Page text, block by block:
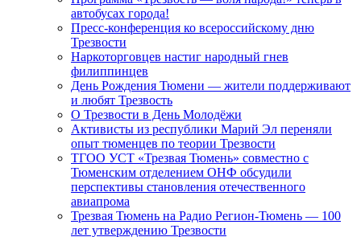
автобусах города!
Пресс-конференция ко всероссийскому дню
Трезвости
Наркоторговцев настиг народный гнев
филиппинцев
День Рождения Тюмени — жители поддерживают
и любят Трезвость
О Трезвости в День Молодёжи
Активисты из республики Марий Эл переняли
опыт тюменцев по теории Трезвости
ТГОО УСТ «Трезвая Тюмень» совместно с
Тюменским отделением ОНФ обсудили
перспективы становления отечественного
авиапрома
Трезвая Тюмень на Радио Регион-Тюмень — 100
лет утверждению Трезвости